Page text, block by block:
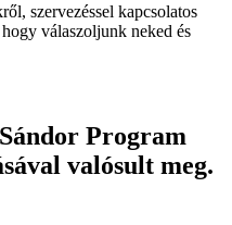
szervezéssel kapcsolatos
válaszoljunk neked és
Program
valósult meg.